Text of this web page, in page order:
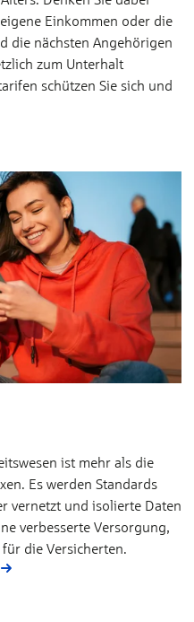
Einkommen oder die
die nächsten Angehörigen
zum Unterhalt
schützen Sie sich und
ist mehr als die
Es werden Standards
vernetzt und isolierte Daten
verbesserte Versorgung,
die Versicherten.